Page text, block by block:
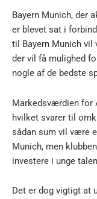
Bayern Munich, der
er blevet sat i
til Bayern Munich
der vil få mulighed
nogle af de bedste
Markedsværdien for
hvilket svarer til
sådan sum vil være
Munich, men
investere i unge
Det er dog vigtigt at